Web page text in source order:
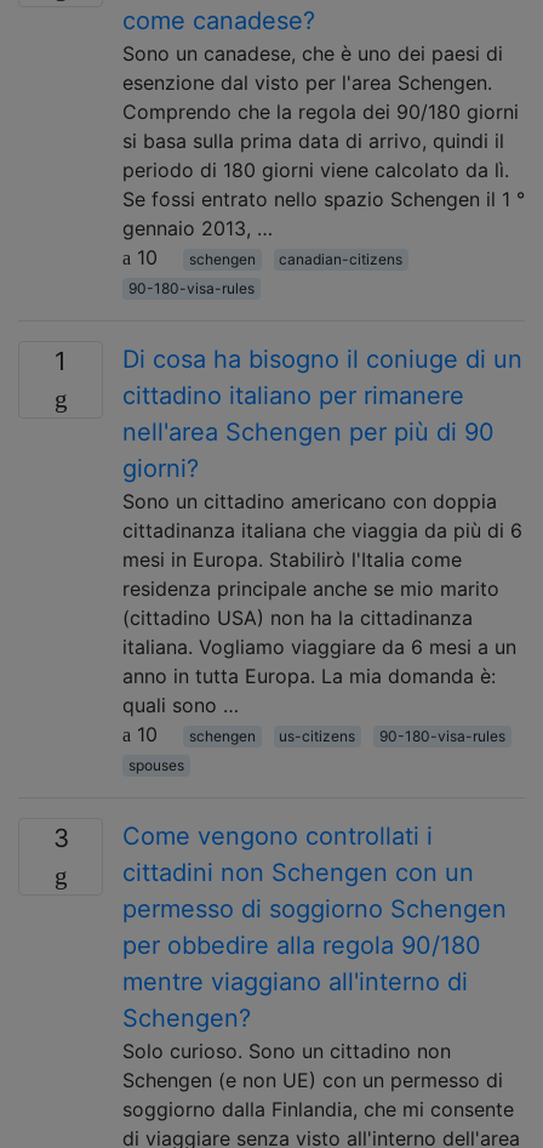
come canadese?
Sono un canadese, che è uno dei paesi di
esenzione dal visto per l'area Schengen.
Comprendo che la regola dei 90/180 giorni
si basa sulla prima data di arrivo, quindi il
periodo di 180 giorni viene calcolato da lì.
Se fossi entrato nello spazio Schengen il 1 °
gennaio 2013, …
10
schengen
canadian-citizens
90-180-visa-rules
1
Di cosa ha bisogno il coniuge di un
cittadino italiano per rimanere
nell'area Schengen per più di 90
giorni?
Sono un cittadino americano con doppia
cittadinanza italiana che viaggia da più di 6
mesi in Europa. Stabilirò l'Italia come
residenza principale anche se mio marito
(cittadino USA) non ha la cittadinanza
italiana. Vogliamo viaggiare da 6 mesi a un
anno in tutta Europa. La mia domanda è:
quali sono …
10
schengen us-citizens
90-180-visa-rules
spouses
3
Come vengono controllati i
cittadini non Schengen con un
permesso di soggiorno Schengen
per obbedire alla regola 90/180
mentre viaggiano all'interno di
Schengen?
Solo curioso. Sono un cittadino non
Schengen (e non UE) con un permesso di
soggiorno dalla Finlandia, che mi consente
di viaggiare senza visto all'interno dell'area